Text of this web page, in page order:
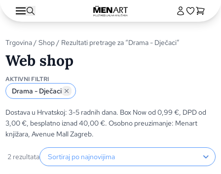
Trgovina/Shop/ Rezultati pretrage za “Drama - Dječaci”
Web shop
AKTIVNI FILTRI
Drama - Dječaci
Dostava u Hrvatskoj: 3-5 radnih dana. Box Now od 0,99 €, DPD od
3,00 €, besplatno iznad 40,00 €. Osobno preuzimanje: Menart
knjižara, Avenue Mall Zagreb.
2 rezultataSortiranje proizvoda